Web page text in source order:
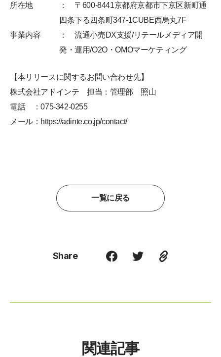
所在地
： 〒600-8441京都府京都市下京区新町通
四条下る四条町347-1CUBE西烏丸7F
事業内容
： 流通小売DX支援/リテールメディア開
発・運用/O2O・OMOマーケティング
【本リリースに関するお問い合わせ先】
株式会社アドインテ 担当：管理部 照山
電話 ：075-342-0255
メール： https://adinte.co.jp/contact/
一覧に戻る
Share
関連記事